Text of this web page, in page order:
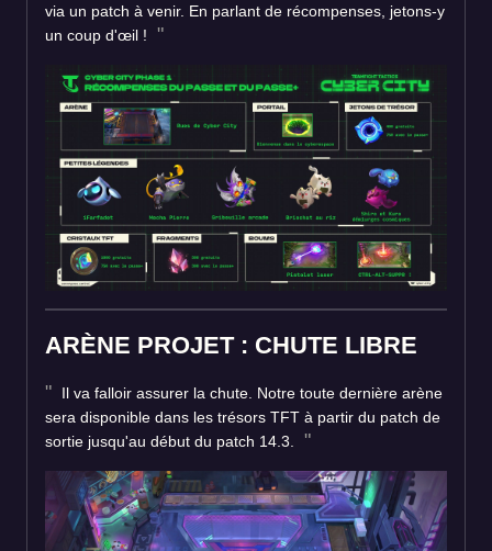
via un patch à venir. En parlant de récompenses, jetons-y
un coup d'œil !
ARÈNE PROJET : CHUTE LIBRE
Il va falloir assurer la chute. Notre toute dernière arène
sera disponible dans les trésors TFT à partir du patch de
sortie jusqu'au début du patch 14.3.